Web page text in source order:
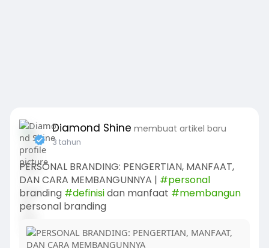
Diamond Shine membuat artikel baru
3 tahun
PERSONAL BRANDING: PENGERTIAN, MANFAAT,
DAN CARA MEMBANGUNNYA | #personal
branding #definisidan manfaat #membangun
personal branding